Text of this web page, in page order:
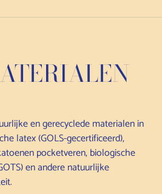
en gerecyclede materialen in
latex (GOLS-gecertificeerd),
pocketveren, biologische
en andere natuurlijke